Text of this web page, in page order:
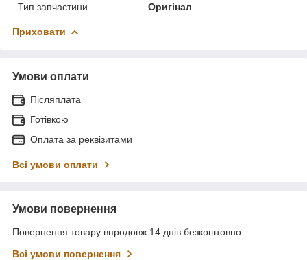
Тип запчастини
Оригінал
Приховати
Умови оплати
Післяплата
Готівкою
Оплата за реквізитами
Всі умови оплати
Умови повернення
Повернення товару впродовж 14 днів безкоштовно
Всі умови повернення